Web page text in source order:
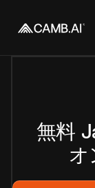
無料
オ